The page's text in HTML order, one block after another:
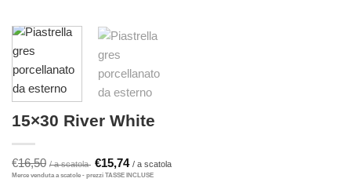
15×30 River White
€16,50
Il
prezzo
€15,74
Il